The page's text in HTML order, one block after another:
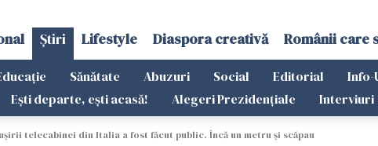
Știri Lifestyle Diaspora creativă Românii care
Sănătate Abuzuri Social Editorial Info-
Ești departe, ești acasă! Alegeri Prezidențiale Interviuri
telecabinei din Italia a fost făcut public. Încă un metru și scăpau